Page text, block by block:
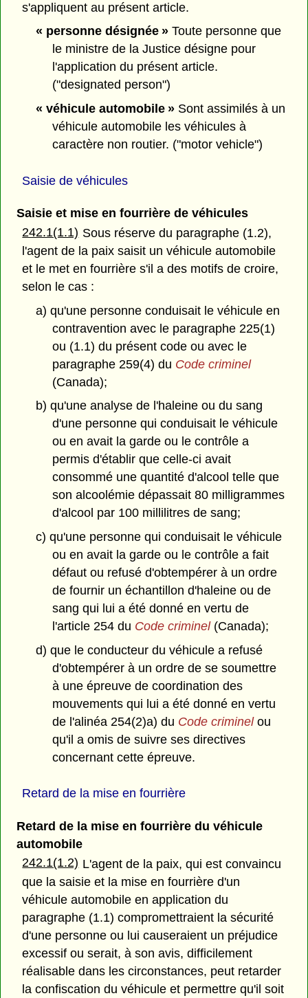
s'appliquent au présent article.
« personne désignée »Toute personne que
le ministre de la Justice désigne pour
l'application du présent article.
("designated person")
« véhicule automobile » Sont assimilés à un
véhicule automobile les véhicules à
caractère non routier. ("motor vehicle")
Saisie de véhicules
Saisie et mise en fourrière de véhicules
242.1(1.1) Sous réserve du paragraphe (1.2),
l'agent de la paix saisit un véhicule automobile
et le met en fourrière s'il a des motifs de croire,
selon le cas :
a) qu'une personne conduisait le véhicule en
contravention avec le paragraphe 225(1)
ou (1.1) du présent code ou avec le
paragraphe 259(4) du Code criminel
(Canada);
b) qu'une analyse de l'haleine ou du sang
d'une personne qui conduisait le véhicule
ou en avait la garde ou le contrôle a
permis d'établir que celle-ci avait
consommé une quantité d'alcool telle que
son alcoolémie dépassait 80 milligrammes
d'alcool par 100 millilitres de sang;
c) qu'une personne qui conduisait le véhicule
ou en avait la garde ou le contrôle a fait
défaut ou refusé d'obtempérer à un ordre
de fournir un échantillon d'haleine ou de
sang qui lui a été donné en vertu de
l'article 254 du Code criminel(Canada);
d) que le conducteur du véhicule a refusé
d'obtempérer à un ordre de se soumettre
à une épreuve de coordination des
mouvements qui lui a été donné en vertu
de l'alinéa 254(2)a) du Code criminelou
qu'il a omis de suivre ses directives
concernant cette épreuve.
Retard de la mise en fourrière
Retard de la mise en fourrière du véhicule
automobile
242.1(1.2) L'agent de la paix, qui est convaincu
que la saisie et la mise en fourrière d'un
véhicule automobile en application du
paragraphe (1.1) compromettraient la sécurité
d'une personne ou lui causeraient un préjudice
excessif ou serait, à son avis, difficilement
réalisable dans les circonstances, peut retarder
la confiscation du véhicule et permettre qu'il soit